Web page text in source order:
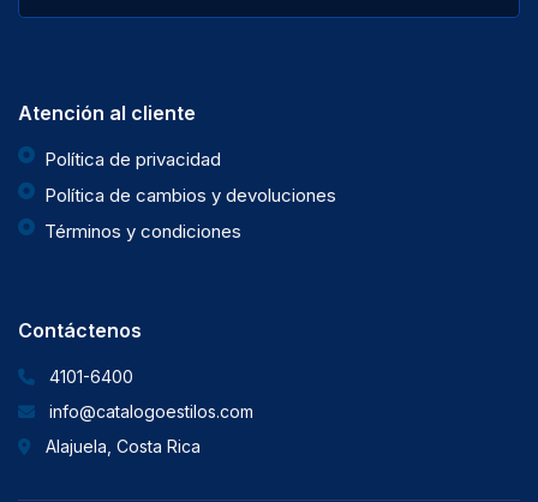
Atención al cliente
Política de privacidad
Política de cambios y devoluciones
Términos y condiciones
Contáctenos
4101-6400
info@catalogoestilos.com
Alajuela, Costa Rica